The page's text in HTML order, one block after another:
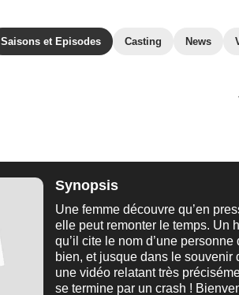
Saisons et Episodes Casting News
Synopsis
Une femme découvre qu’en
elle peut remonter le temps. Un
qu’il cite le nom d’une
bien, et jusque dans le souvenir
une vidéo relatant très
se termine par un crash !